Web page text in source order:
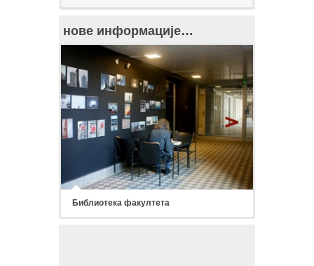
нове информације…
Библиотека факултета